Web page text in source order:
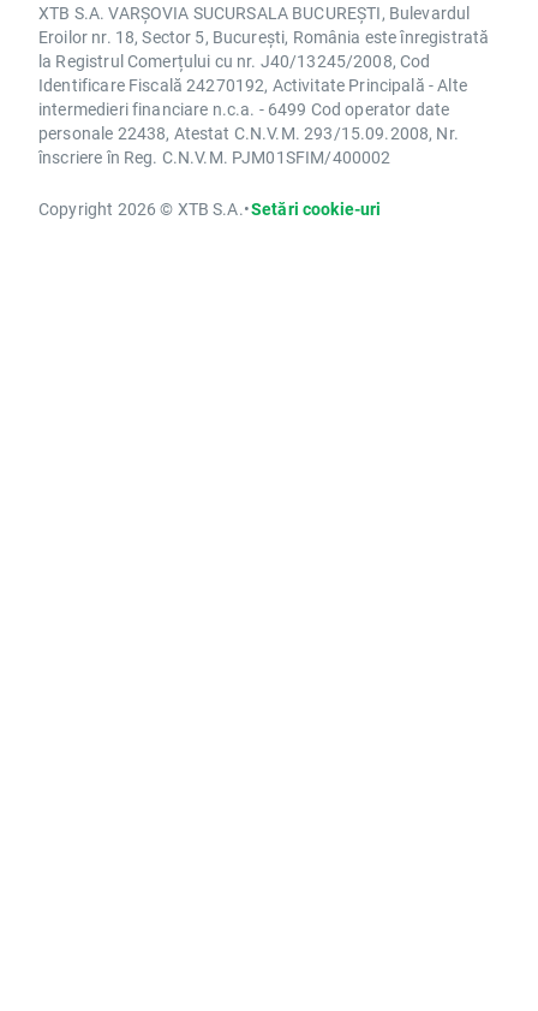
XTB S.A. VARȘOVIA SUCURSALA BUCUREȘTI, Bulevardul
Eroilor nr. 18, Sector 5, București, România este înregistrată
la Registrul Comerțului cu nr. J40/13245/2008, Cod
Identificare Fiscală 24270192, Activitate Principală - Alte
intermedieri financiare n.c.a. - 6499 Cod operator date
personale 22438, Atestat C.N.V.M. 293/15.09.2008, Nr.
înscriere în Reg. C.N.V.M. PJM01SFIM/400002
Copyright 2026 © XTB S.A.•Setări cookie-uri